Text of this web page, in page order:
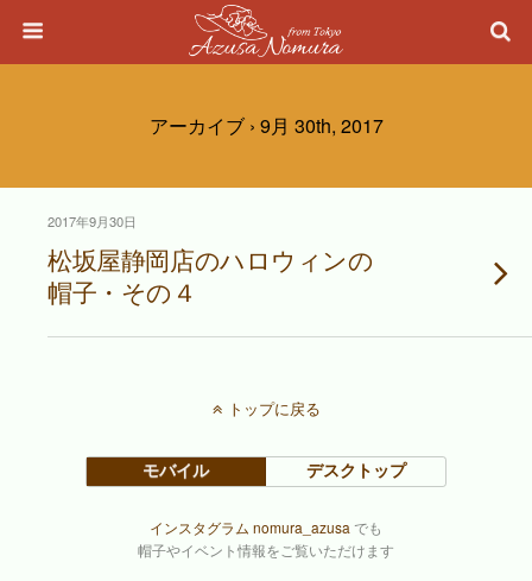
アーカイブ › 9月 30th, 2017
2017年9月30日
松坂屋静岡店のハロウィンの
帽子・その４
トップに戻る
モバイル デスクトップ
インスタグラム nomura_azusa でも
帽子やイベント情報をご覧いただけます